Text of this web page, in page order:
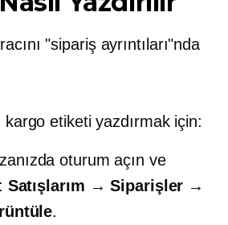
"sipariş ayrıntıları"nda
etiketi yazdırmak için:
oturum açın ve
Satışlarım → Siparişler →
.